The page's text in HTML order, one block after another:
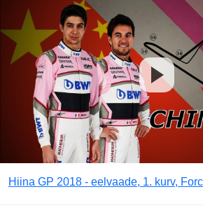
Hiina GP 2018 - eelvaade, 1. kurv,